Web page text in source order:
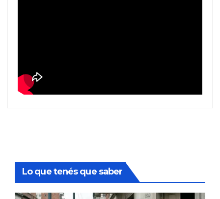
Lo que tenés que saber